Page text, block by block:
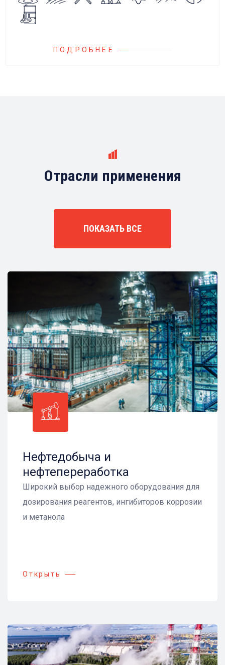
любыми насосами российских и
иностранных производителей.
ПОДРОБНЕЕ
Отрасли применения
ПОКАЗАТЬ ВСЕ
Нефтедобыча и
нефтепереработка
Широкий выбор надежного оборудования для
дозирования реагентов, ингибиторов коррозии
и метанола
Открыть